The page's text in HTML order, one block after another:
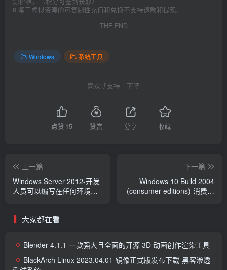
6.鉴于虚拟资源的可复制性充值和兑换不支持退款和提现。
THE END
Windows 系统工具
喜欢就支持一下吧
点赞 15 赞赏 分享 收藏
上一篇
Windows Server 2012-开发
人员可以编写在任何环境都
下一篇
Windows 10 Build 2004
(consumer editions)-消费者
大家都在看
Blender 4.1.1-一款强大且全面的开源 3D 动画创作渲染工具
BlackArch Linux 2023.04.01-镜像正式版发布下载-黑客渗透